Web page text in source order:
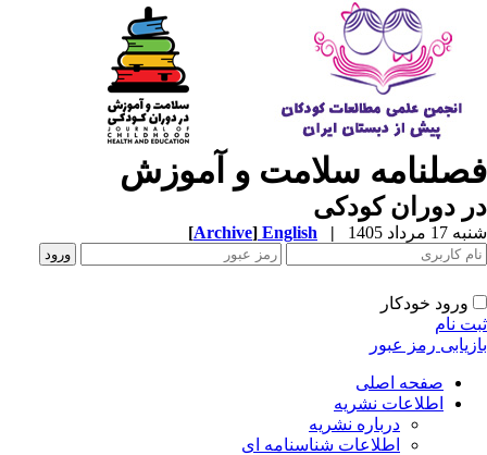
سلامت و آموزش
دوران کودکی
مرداد 1405 |
English
[Archive]
ورود خودکار
نام
رمز عبور
صفحه اصلی
اطلاعات نشریه
درباره نشریه
اطلاعات شناسنامه ای